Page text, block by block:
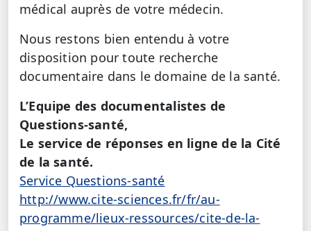
médical auprès de votre médecin.
Nous restons bien entendu à votre
disposition pour toute recherche
documentaire dans le domaine de la santé.
L’Equipe des documentalistes de
Questions-santé,
Le service de réponses en ligne de la Cité
de la santé.
Service Questions-santé
http://www.cite-sciences.fr/fr/au-
programme/lieux-ressources/cite-de-la-